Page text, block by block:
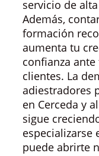
servicio de
Además,
formación
aumenta tu
confianza
clientes. La
adiestradores
en Cerceda y
sigue
especializarse
puede abrirte